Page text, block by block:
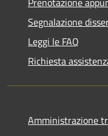
Segnalazione
Leggi le FAQ
Richiesta
Amministrazione